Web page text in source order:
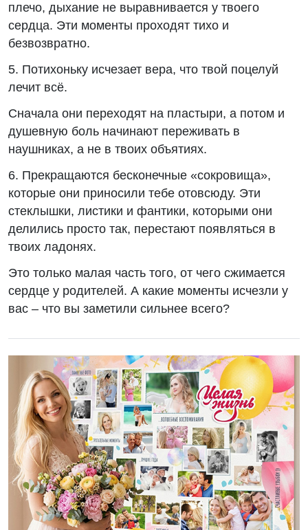
плечо, дыхание не выравнивается у твоего
сердца. Эти моменты проходят тихо и
безвозвратно.
5. Потихоньку исчезает вера, что твой поцелуй
лечит всё.
Сначала они переходят на пластыри, а потом и
душевную боль начинают переживать в
наушниках, а не в твоих объятиях.
6. Прекращаются бесконечные «сокровища»,
которые они приносили тебе отовсюду. Эти
стеклышки, листики и фантики, которыми они
делились просто так, перестают появляться в
твоих ладонях.
Это только малая часть того, от чего сжимается
сердце у родителей. А какие моменты исчезли у
вас – что вы заметили сильнее всего?